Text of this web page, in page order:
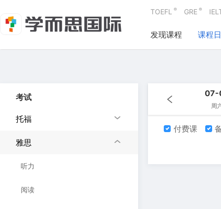
TOEFL ® GRE ®
发现课程 课程
考试
托福
雅思
听力
阅读
07-
周
付费课